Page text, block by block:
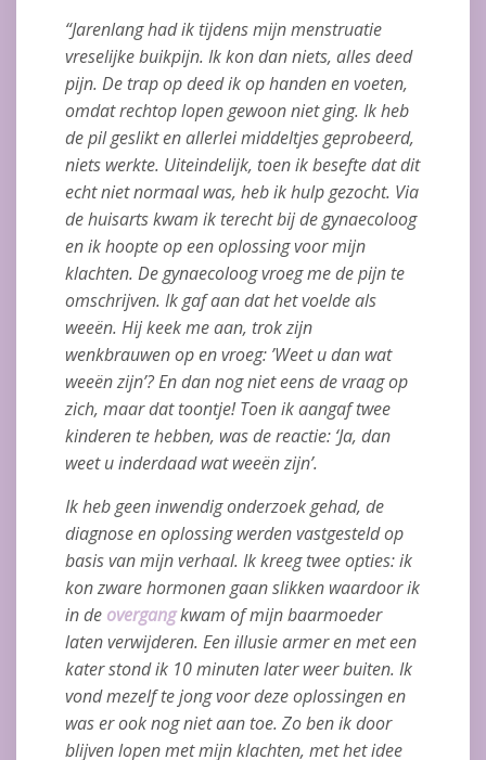
“Jarenlang had ik tijdens mijn menstruatie
vreselijke buikpijn. Ik kon dan niets, alles deed
pijn. De trap op deed ik op handen en voeten,
omdat rechtop lopen gewoon niet ging. Ik heb
de pil geslikt en allerlei middeltjes geprobeerd,
niets werkte. Uiteindelijk, toen ik besefte dat dit
echt niet normaal was, heb ik hulp gezocht. Via
de huisarts kwam ik terecht bij de gynaecoloog
en ik hoopte op een oplossing voor mijn
klachten. De gynaecoloog vroeg me de pijn te
omschrijven. Ik gaf aan dat het voelde als
weeën. Hij keek me aan, trok zijn
wenkbrauwen op en vroeg: ’Weet u dan wat
weeën zijn’? En dan nog niet eens de vraag op
zich, maar dat toontje! Toen ik aangaf twee
kinderen te hebben, was de reactie: ‘Ja, dan
weet u inderdaad wat weeën zijn’.
Ik heb geen inwendig onderzoek gehad, de
diagnose en oplossing werden vastgesteld op
basis van mijn verhaal. Ik kreeg twee opties: ik
kon zware hormonen gaan slikken waardoor ik
in de overgangkwam of mijn baarmoeder
laten verwijderen. Een illusie armer en met een
kater stond ik 10 minuten later weer buiten. Ik
vond mezelf te jong voor deze oplossingen en
was er ook nog niet aan toe. Zo ben ik door
blijven lopen met mijn klachten, met het idee